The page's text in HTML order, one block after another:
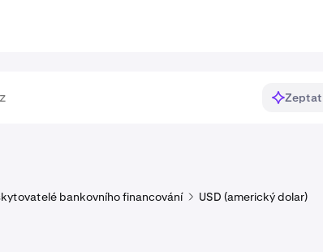
Zeptat
bankovního financování USD (americký dolar)